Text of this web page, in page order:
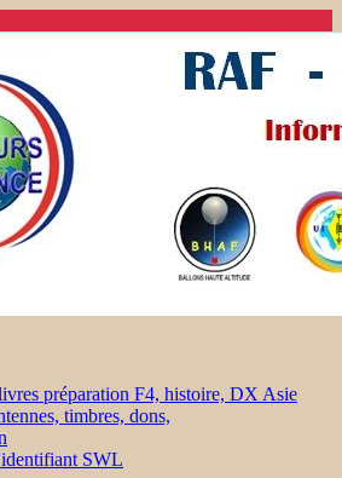
préparation F4, histoire, DX Asie
timbres, dons,
SWL